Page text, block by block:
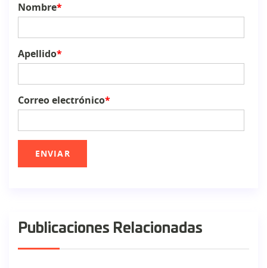
Nombre*
Apellido*
Correo electrónico*
Publicaciones Relacionadas